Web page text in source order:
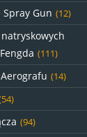
Gun (12)
(111)
(14)
(94)